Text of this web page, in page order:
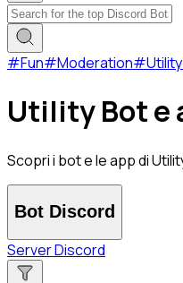
#Fun#Moderation#Utility
Utility Bot e
Scopri i bot e le app di
Bot Discord
Server Discord